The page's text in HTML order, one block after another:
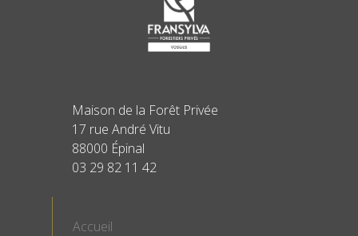
Maison de la Forêt Privée
17 rue André Vitu
88000 Épinal
03 29 82 11 42
Accueil